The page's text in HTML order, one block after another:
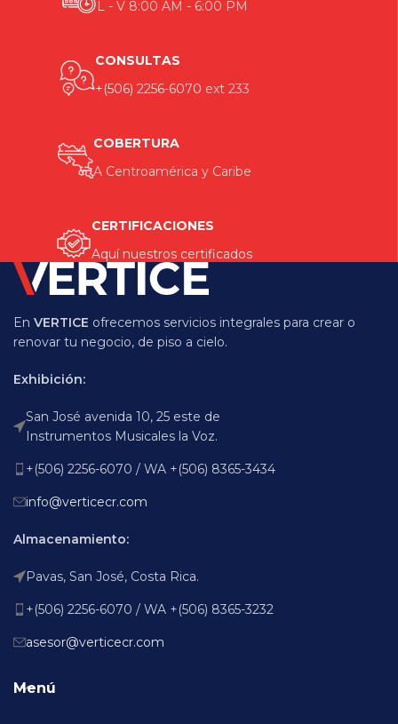
L - V 8:00 AM - 6:00 PM
CONSULTAS
+(506) 2256-6070 ext 233
COBERTURA
A Centroamérica y Caribe
CERTIFICACIONES
Aquí nuestros certificados
En VERTICE ofrecemos servicios integrales para crear o
renovar tu negocio, de piso a cielo.
Exhibición:
San José avenida 10, 25 este de
Instrumentos Musicales la Voz.
+(506) 2256-6070 / WA +(506) 8365-3434
info@verticecr.com
Almacenamiento:
Pavas, San José, Costa Rica.
+(506) 2256-6070 / WA +(506) 8365-3232
asesor@verticecr.com
Menú